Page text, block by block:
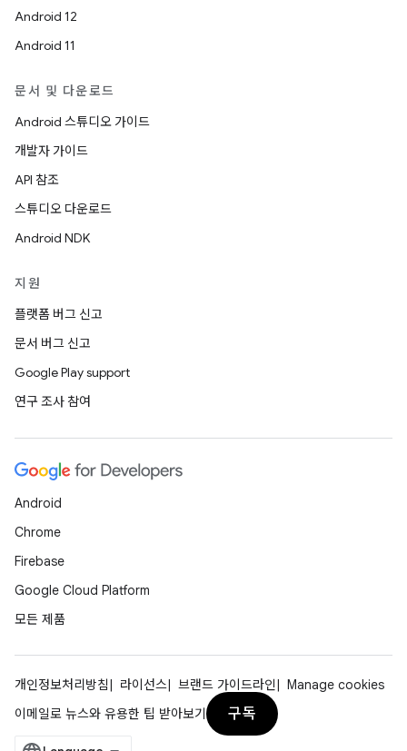
Android 12
Android 11
문서 및 다운로드
Android 스튜디오 가이드
개발자 가이드
API 참조
스튜디오 다운로드
Android NDK
지원
플랫폼 버그 신고
문서 버그 신고
Google Play support
연구 조사 참여
Android
Chrome
Firebase
Google Cloud Platform
모든 제품
개인정보처리방침 라이선스 브랜드 가이드라인
Manage cookies
이메일로 뉴스와 유용한 팁 받아보기
구독